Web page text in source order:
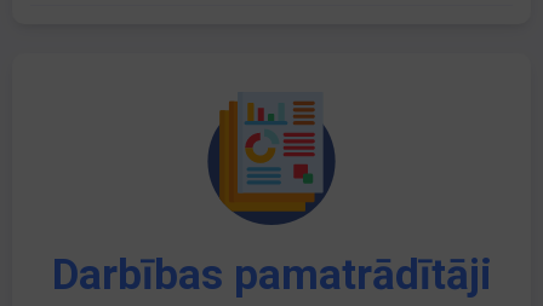
Darbības pamatrādītāji